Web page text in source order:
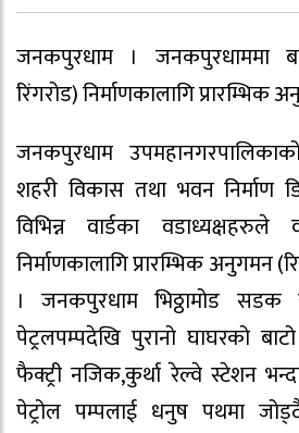
जनकपुरधाम । जनकपुरधाममा
रिंगरोड) निर्माणकालागि प्रारम्भिक
जनकपुरधाम
शहरी विकास तथा भवन निर्माण
विभिन्न वार्डका
निर्माणकालागि प्रारम्भिक अनुगमन
। जनकपुरधाम भिठ्ठामोड
पेट्रलपम्पदेखि पुरानो घाघरको
फैक्ट्री नजिक,कुर्था रेल्वे स्टेशन
पेट्रोल पम्पलाई धनुष पथमा